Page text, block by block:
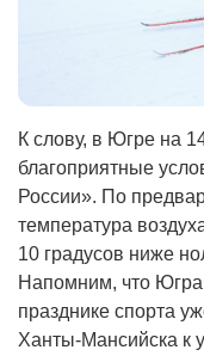
К слову, в Югре на
благоприятные
России». По
температура
10 градусов ниже
Напомним, что Югра
празднике спорта
Ханты-Мансийска к